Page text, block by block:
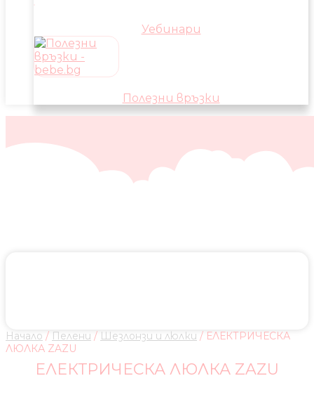
Уебинари
Полезни връзки
Начало / Пелени / Шезлонзи и люлки / ЕЛЕКТРИЧЕСКА
ЛЮЛКА ZAZU
ЕЛЕКТРИЧЕСКА ЛЮЛКА ZAZU